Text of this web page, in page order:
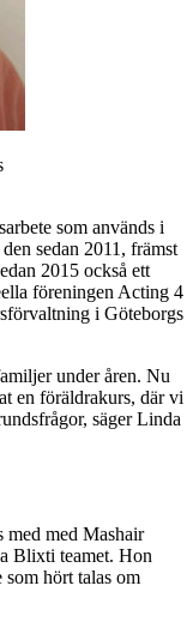
som används i
sedan 2011, främst
2015 också ett
föreningen Acting 4
i Göteborgs
under åren. Nu
en föräldrakurs, där vi
säger Linda
med Mashair
Blixti teamet. Hon
som hört talas om